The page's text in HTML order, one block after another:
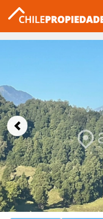
Previous